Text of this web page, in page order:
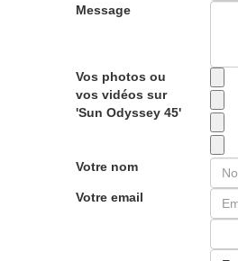
Message
Vos photos ou
vos vidéos sur
'Sun Odyssey 45'
Votre nom
Votre email